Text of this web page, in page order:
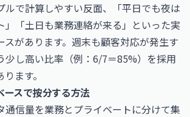
ルで計算しやすい反面、「平日でも夜は
」「土日も業務連絡が来る」といった実
スがあります。週末も顧客対応が発生す
少し高い比率（例：6/7＝85%）を採用
ます。
ースで按分する方法
通信量を業務とプライベートに分けて集